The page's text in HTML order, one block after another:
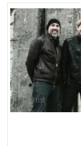
ProArtist